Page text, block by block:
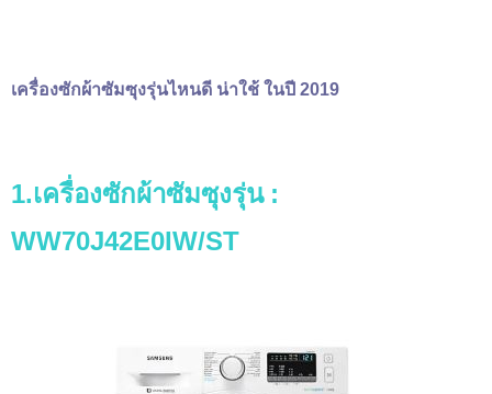
เครื่องซักผ้าซัมซุงรุ่นไหนดี น่าใช้ ในปี 2019
1.เครื่องซักผ้าซัมซุงรุ่น :
WW70J42E0IW/ST